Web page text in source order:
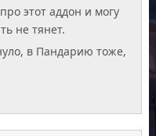
этот аддон и могу
не тянет.
в Пандарию тоже,